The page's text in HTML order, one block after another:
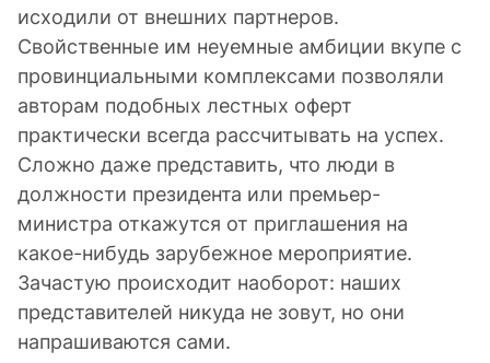
исходили от внешних партнеров.
Свойственные им неуемные амбиции вкупе с
провинциальными комплексами позволяли
авторам подобных лестных оферт
практически всегда рассчитывать на успех.
Сложно даже представить, что люди в
должности президента или премьер-
министра откажутся от приглашения на
какое-нибудь зарубежное мероприятие.
Зачастую происходит наоборот: наших
представителей никуда не зовут, но они
напрашиваются сами.